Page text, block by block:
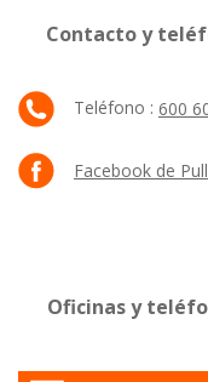
Contacto y
Teléfono : 600
Facebook de
Oficinas y